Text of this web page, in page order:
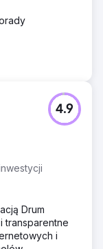
4.9
Drum
transparentne
i